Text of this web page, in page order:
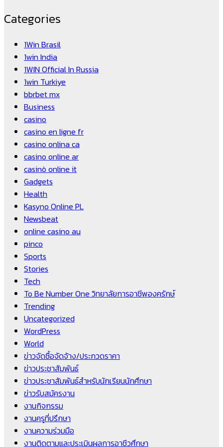
Categories
1Win Brasil
1win India
1WIN Official In Russia
1win Turkiye
bbrbet mx
Business
casino
casino en ligne fr
casino onlina ca
casino online ar
casinò online it
Gadgets
Health
Kasyno Online PL
Newsbeat
online casino au
pinco
Sports
Stories
Tech
To Be Number One วิทยาลัยการอาชีพองครักษ์
Trending
Uncategorized
WordPress
World
ข่าวจัดซื้อจัดจ้าง/ประกวดราคา
ข่าวประชาสัมพันธ์
ข่าวประชาสัมพันธ์สำหรับนักเรียนนักศึกษา
ข่าวรับสมัครงาน
งานกิจกรรม
งานครูที่ปรึกษา
งานความร่วมมือ
งานติดตามและประเมินผลการอาชีวศึกษา